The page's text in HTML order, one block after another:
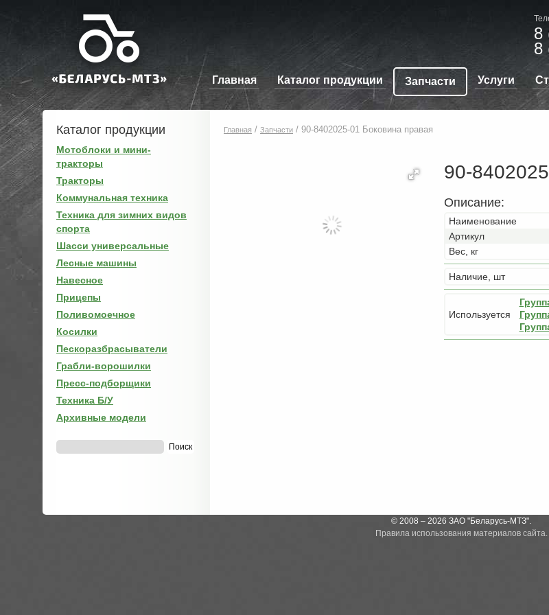
8
8
Главная Каталог продукции Запчасти Услуги
Каталог продукции
Мотоблоки и мини-
тракторы
Тракторы
Коммунальная техника
Техника для зимних видов
спорта
Шасси универсальные
Лесные машины
Навесное
Прицепы
Поливомоечное
Косилки
Пескоразбрасыватели
Грабли-ворошилки
Пресс-подборщики
Техника Б/У
Архивные модели
Главная / Запчасти / 90-8402025-01 Боковина правая
90-
Описание:
Наименование
Артикул
Вес, кг
Наличие, шт
Используется
© 2008 – 2026 ЗАО "Беларусь-МТЗ".
Правила использования материалов сайта.